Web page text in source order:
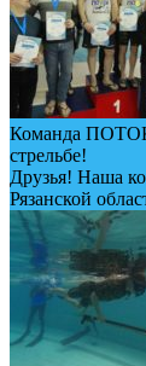
Команда ПОТОК
стрельбе!
Друзья! Наша
Рязанской